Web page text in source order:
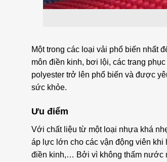
Một trong các loại vải phổ biến nhất
môn điền kinh, bơi lội, các trang
polyester trở lên phổ biến và được
sức khỏe.
Ưu điểm
Với chất liệu từ một loại nhựa khá
áp lực lớn cho các vận động viên khi
điền kinh,… Bởi vì không thấm nước